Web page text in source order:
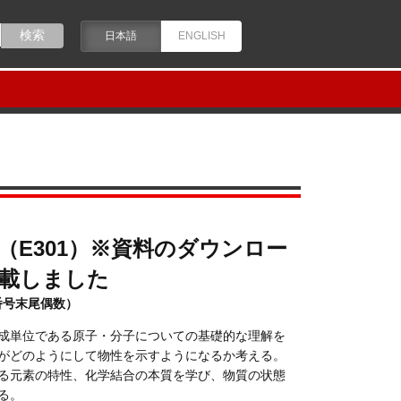
日本語 ENGLISH
E301）※資料のダウンロー
しました
末尾偶数）
位である原子・分子についての基礎的な理解を
どのようにして物性を示すようになるか考える。
元素の特性、化学結合の本質を学び、物質の状態
。